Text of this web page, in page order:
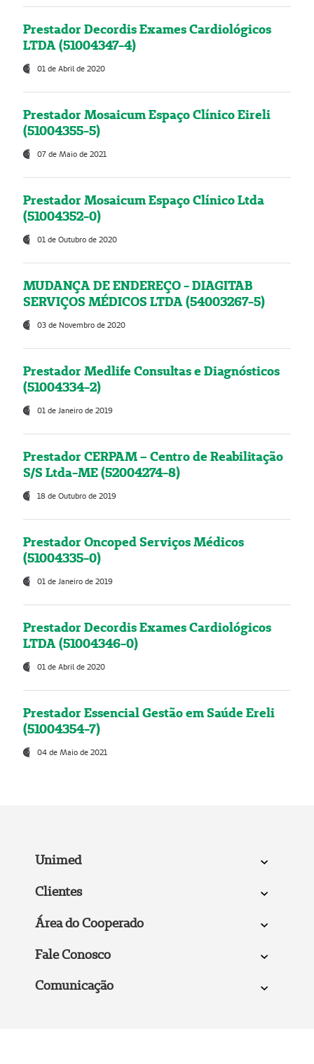
Prestador Decordis Exames Cardiológicos
LTDA (51004347-4)
01 de Abril de 2020
Prestador Mosaicum Espaço Clínico Eireli
(51004355-5)
07 de Maio de 2021
Prestador Mosaicum Espaço Clínico Ltda
(51004352-0)
01 de Outubro de 2020
MUDANÇA DE ENDEREÇO - DIAGITAB
SERVIÇOS MÉDICOS LTDA (54003267-5)
03 de Novembro de 2020
Prestador Medlife Consultas e Diagnósticos
(51004334-2)
01 de Janeiro de 2019
Prestador CERPAM – Centro de Reabilitação
S/S Ltda-ME (52004274-8)
18 de Outubro de 2019
Prestador Oncoped Serviços Médicos
(51004335-0)
01 de Janeiro de 2019
Prestador Decordis Exames Cardiológicos
LTDA (51004346-0)
01 de Abril de 2020
Prestador Essencial Gestão em Saúde Ereli
(51004354-7)
04 de Maio de 2021
Unimed
Clientes
Área do Cooperado
Fale Conosco
Comunicação